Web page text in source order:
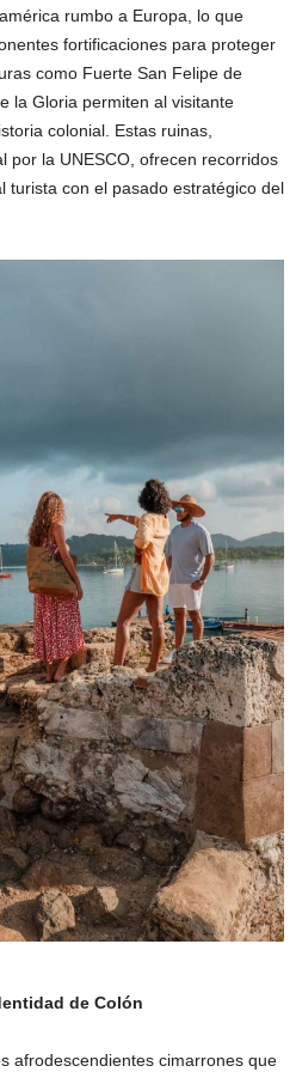
rumbo a Europa, lo que
fortificaciones para proteger
como Fuerte San Felipe de
la Gloria permiten al visitante
colonial. Estas ruinas,
por la UNESCO, ofrecen recorridos
turista con el pasado estratégico del
de Colón
afrodescendientes cimarrones que